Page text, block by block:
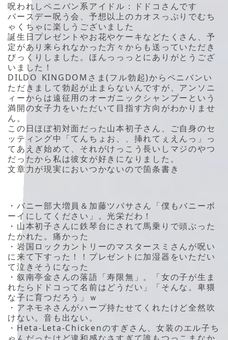
呪われしペニバン系アイドル：ドドコさんです
バースデー呪う会、予想以上のカオスっぷりでむち
ゃくちゃに楽しうございました
誕生日プレゼントやお花やケーキなどたくさん、予
定があり来られなかった方々からも送っていただき
びっくりしました。ほんっっっとにありがとうござ
いました！
DILDO KINGDOMさま(フル勃起)からペニバンい
ただきまして勃起が止まらないんですが、アンソニ
ィーからは遠征用のオーガニックシャンプーという
満開の女子力をいただいて目指す方向がわかりませ
ん。
この日ほぼ初対面だった山本初子さん、ご自身のセ
ッティング中「てんちょお、、挿れてぇえんっ」っ
てあえぎ始めて、それがけっこう長いしマジのやつ
だったから私は彼女が好きになりました。
文章力が現実においつかないので箇条書き
・バニー部大増員＆加藤ツバサさん「僕もバニーボ
ーイにしてください」。光栄だわ！
・山本初子さんに鉄琴台にされて馬乗りで頭ぶった
たかれた。痛かった
・岩国ロックカントリーのマスタースミさんが呪い
に来て下すった！！プレゼントに加湿器をいただい
て泣きそうになった
・叙南亭金さんの落語「寿限無」。「女の子が生ま
れたらドドコって名前はどうだい」「そんな。卑猥
な子に育つだろう」ｗ
・アネモネさんがハープ持たせてくれたけど全然吹
けない。音も出ない。
・Heta-Leta-Chickenのすぎさん、女装のエル子ち